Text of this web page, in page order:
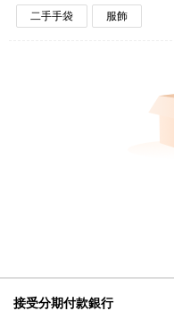
二手手袋 服飾
接受分期付款銀行